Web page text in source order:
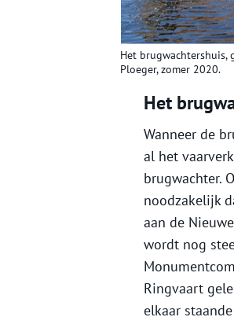
Het brugwachtershuis,
Ploeger, zomer 2020.
Het
Wanneer de
al het
brugwachter.
noodzakelijk
aan de
wordt nog
Ringvaart
elkaar